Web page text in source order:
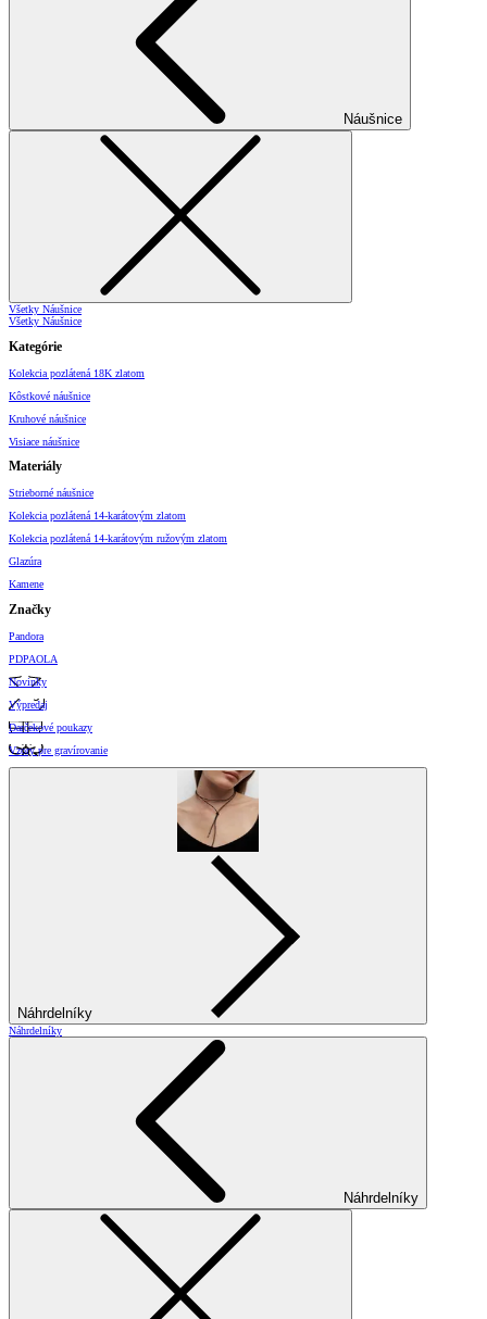
Náušnice
Všetky Náušnice
Všetky Náušnice
Kategórie
Kolekcia pozlátená 18K zlatom
Kôstkové náušnice
Kruhové náušnice
Visiace náušnice
Materiály
Strieborné náušnice
Kolekcia pozlátená 14-karátovým zlatom
Kolekcia pozlátená 14-karátovým ružovým zlatom
Glazúra
Kamene
Značky
Pandora
PDPAOLA
Novinky
Výpredaj
Darčekové poukazy
Vzory pre gravírovanie
Náhrdelníky
Náhrdelníky
Náhrdelníky